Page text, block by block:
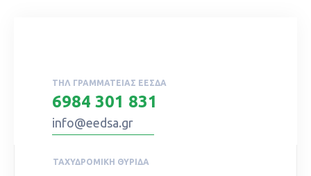
ΤΗΛ ΓΡΑΜΜΑΤΕΊΑΣ ΕΕΣΔΑ
6984 301 831
info@eedsa.gr
ΤΑΧΥΔΡΟΜΙΚΉ ΘΥΡΊΔΑ